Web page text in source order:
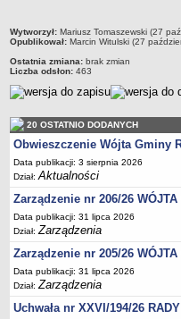
Lista kandydatów
wolne stanowiska urzędnicze
Wyniki naboru na wolne
Petycje
Sygnaliści
Galeria
Raporty o stanie dostępności
Wnioski
WŁADZE I STRUKTURA
Struktura organizacyjna
Rada gminy
Wójt
Urząd gminy
metryczka
Wytworzył: Mariusz Tomaszewski (27
Opublikował: Marcin Witulski (27
Ostatnia zmiana: brak zmian
Liczba odsłon: 463
20 OSTATNIO DODANYCH
Obwieszczenie Wójta Gminy
Data publikacji: 3 sierpnia 2026
Dział:Aktualności
Zarządzenie nr 206/26 WÓJTA
Data publikacji: 31 lipca 2026
Dział:Zarządzenia
Zarządzenie nr 205/26 WÓJTA
Data publikacji: 31 lipca 2026
Dział:Zarządzenia
Uchwała nr XXVI/194/26